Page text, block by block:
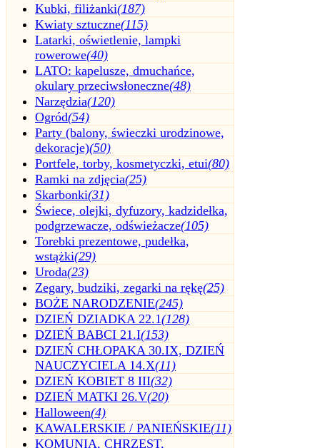
Kubki, filiżanki(187)
Kwiaty sztuczne(115)
Latarki, oświetlenie, lampki
rowerowe(40)
LATO: kapelusze, dmuchańce,
okulary przeciwsłoneczne(48)
Narzędzia(120)
Ogród(54)
Party (balony, świeczki urodzinowe,
dekoracje)(50)
Portfele, torby, kosmetyczki, etui(80)
Ramki na zdjęcia(25)
Skarbonki(31)
Świece, olejki, dyfuzory, kadzidełka,
podgrzewacze, odświeżacze(105)
Torebki prezentowe, pudełka,
wstążki(29)
Uroda(23)
Zegary, budziki, zegarki na rękę(25)
BOŻE NARODZENIE(245)
DZIEŃ DZIADKA 22.1(128)
DZIEŃ BABCI 21.I(153)
DZIEŃ CHŁOPAKA 30.IX, DZIEŃ
NAUCZYCIELA 14.X(11)
DZIEŃ KOBIET 8 III(32)
DZIEŃ MATKI 26.V(20)
Halloween(4)
KAWALERSKIE / PANIEŃSKIE(11)
KOMUNIA, CHRZEST,